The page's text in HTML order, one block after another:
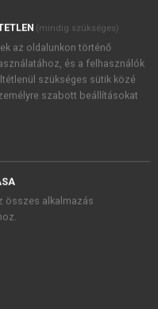
tárgyi feltételek
is alternatívát
Egy korábbi ítélet
el ezt a kérdést
az orrháton lévő
műtétet. A műtét
műtétet kellett
a nyakról, arcról
esztétikai
állapította meg,
(mindig szükséges)
az oldalunkon történő
és a felhasználók
szükséges sütik közé
szabott beállításokat
összes alkalmazás